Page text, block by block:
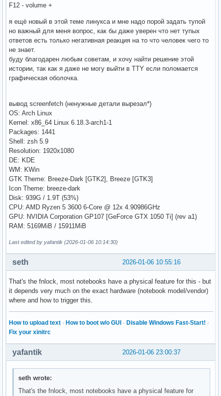
F12 - volume +
я ещё новый в этой теме линукса и мне надо порой задать тупой
но важный для меня вопрос, как бы даже уверен что нет тупых
ответов есть только негативная реакция на то что человек чего то
не знает.
буду благодарен любым советам, и хочу найти решение этой
истории, так как я даже не могу выйти в TTY если поломается
графическая оболочка.
вывод screenfetch (ненужные детали вырезал*)
OS: Arch Linux
Kernel: x86_64 Linux 6.18.3-arch1-1
Packages: 1441
Shell: zsh 5.9
Resolution: 1920x1080
DE: KDE
WM: KWin
GTK Theme: Breeze-Dark [GTK2], Breeze [GTK3]
Icon Theme: breeze-dark
Disk: 939G / 1.9T (53%)
CPU: AMD Ryzen 5 3600 6-Core @ 12x 4.90986GHz
GPU: NVIDIA Corporation GP107 [GeForce GTX 1050 Ti] (rev a1)
RAM: 5169MiB / 15911MiB
Last edited by yafantik (2026-01-06 10:14:30)
2026-01-06 10:55:16
seth
That's the fnlock, most notebooks have a physical feature for this - but
it depends very much on the exact hardware (notebook model/vendor)
where and how to trigger this.
How to upload text · How to boot w/o GUI · Disable Windows Fast-Start! ·
Fix your xinitrc
2026-01-06 23:00:37
yafantik
seth wrote:
That's the fnlock, most notebooks have a physical feature for